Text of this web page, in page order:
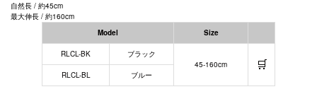
自然長 / 約45cm
最大伸長 / 約160cm
Model
Size
RLCL-BK
ブラック
45-160cm
🛒
RLCL-BL ブルー